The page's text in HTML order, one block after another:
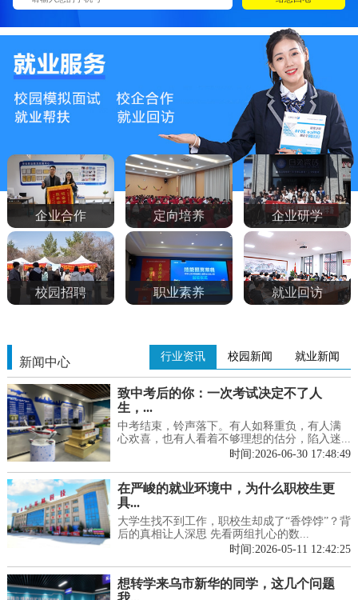
企业合作 定向培养 企业研学
校园招聘 职业素养 就业回访
新闻中心 行业资讯 校园新闻 就业新闻
致中考后的你：一次考试决定不了人
生，...
中考结束，铃声落下。有人如释重负，有人满
心欢喜，也有人看着不够理想的估分，陷入迷...
时间:2026-06-30 17:48:49
在严峻的就业环境中，为什么职校生更
具...
大学生找不到工作，职校生却成了“香饽饽”？背
后的真相让人深思 先看两组扎心的数...
时间:2026-05-11 12:42:25
想转学来乌市新华的同学，这几个问题